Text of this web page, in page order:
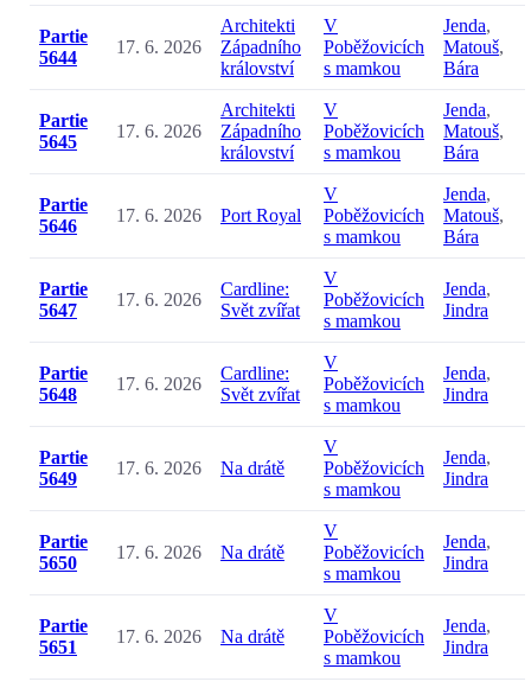
Partie
5644
17. 6. 2026
Architekti
Západního
království
V
Poběžovicích
s mamkou
Jenda,
Matouš,
Bára
Partie
5645
17. 6. 2026
Architekti
Západního
království
V
Poběžovicích
s mamkou
Jenda,
Matouš,
Bára
Partie
5646
17. 6. 2026 Port Royal
V
Poběžovicích
s mamkou
Jenda,
Matouš,
Bára
Partie
5647
17. 6. 2026
Cardline:
Svět zvířat
V
Poběžovicích
s mamkou
Jenda,
Jindra
Partie
5648
17. 6. 2026
Cardline:
Svět zvířat
V
Poběžovicích
s mamkou
Jenda,
Jindra
Partie
5649
17. 6. 2026 Na drátě
V
Poběžovicích
s mamkou
Jenda,
Jindra
Partie
5650
17. 6. 2026 Na drátě
V
Poběžovicích
s mamkou
Jenda,
Jindra
Partie
5651
17. 6. 2026 Na drátě
V
Poběžovicích
s mamkou
Jenda,
Jindra